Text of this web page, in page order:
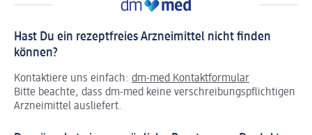
Hast Du ein rezeptfreies Arzneimittel nicht finden
können?
Kontaktiere uns einfach: dm-med Kontaktformular
Bitte beachte, dass dm-med keine verschreibungspflichtigen
Arzneimittel ausliefert.